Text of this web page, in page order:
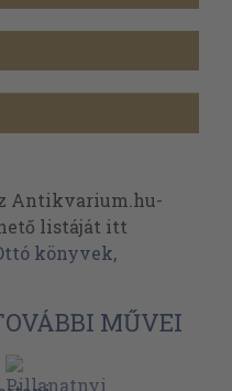
Antikvarium.hu-
listáját itt
könyvek,
MŰVEI